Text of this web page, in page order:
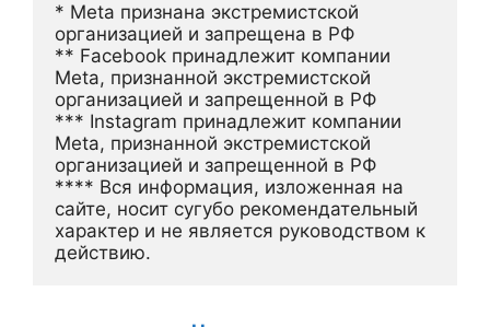
* Meta признана экстремистской
организацией и запрещена в РФ
** Facebook принадлежит компании
Meta, признанной экстремистской
организацией и запрещенной в РФ
*** Instagram принадлежит компании
Meta, признанной экстремистской
организацией и запрещенной в РФ
**** Вся информация, изложенная на
сайте, носит сугубо рекомендательный
характер и не является руководством к
действию.